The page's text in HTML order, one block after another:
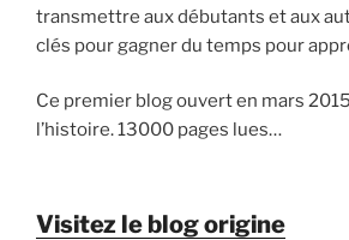
transmettre aux débutants et aux
clés pour gagner du temps pour
Ce premier blog ouvert en mars
l’histoire. 13000 pages lues…
Visitez le blog origine